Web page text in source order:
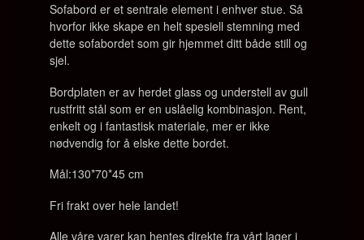
Sofabord er et sentrale element i enhver stue. Så
hvorfor ikke skape en helt spesiell stemning med
dette sofabordet som gir hjemmet ditt både still og
sjel.
Bordplaten er av herdet glass og understell av gull
rustfritt stål som er en uslåelig kombinasjon. Rent,
enkelt og i fantastisk materiale, mer er ikke
nødvendig for å elske dette bordet.
Mål:130*70*45 cm
Fri frakt over hele landet!
Alle våre varer kan hentes direkte fra vårt lager i